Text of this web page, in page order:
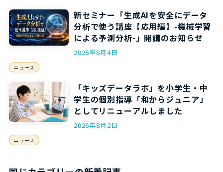
新セミナー「生成AIを安全にデータ
分析で使う講座【応用編】-機械学習
による予測分析-」開講のお知らせ
2026年8月4日
ニュース
「キッズデータラボ」を小学生・中
学生の個別指導「和からジュニア」
としてリニューアルしました
2026年8月2日
ニュース